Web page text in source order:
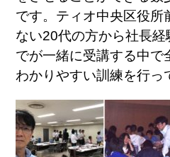
です。ティオ中央区役所
ない20代の方から社長経
でが一緒に受講する中で
わかりやすい訓練を行っ